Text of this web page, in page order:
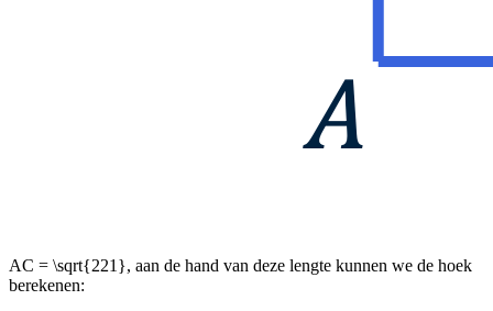
AC = \sqrt{221}, aan de hand van deze lengte kunnen we de hoek
berekenen: